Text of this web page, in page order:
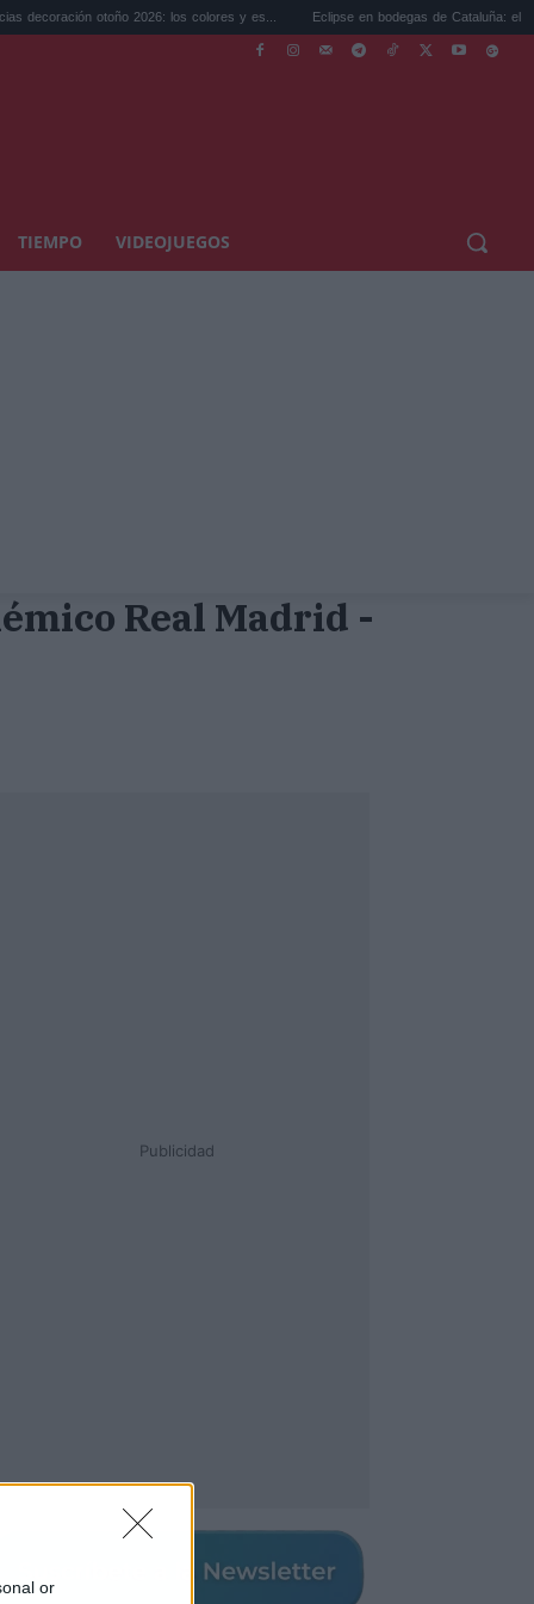
or
otoño 2026: los colores y es... Eclipse en bodegas de Cataluña: el plan
TIEMPO VIDEOJUEGOS
Real Madrid -
Publicidad